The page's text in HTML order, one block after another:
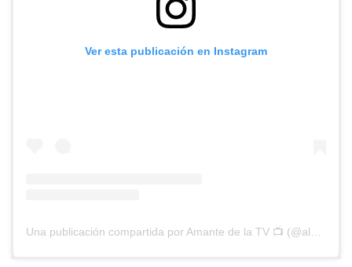
Ver esta publicación en Instagram